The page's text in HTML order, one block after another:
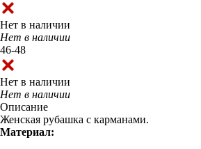
Нет в наличии
Нет в наличии
46-48
Нет в наличии
Нет в наличии
Описание
Женская рубашка с карманами.
Материал: